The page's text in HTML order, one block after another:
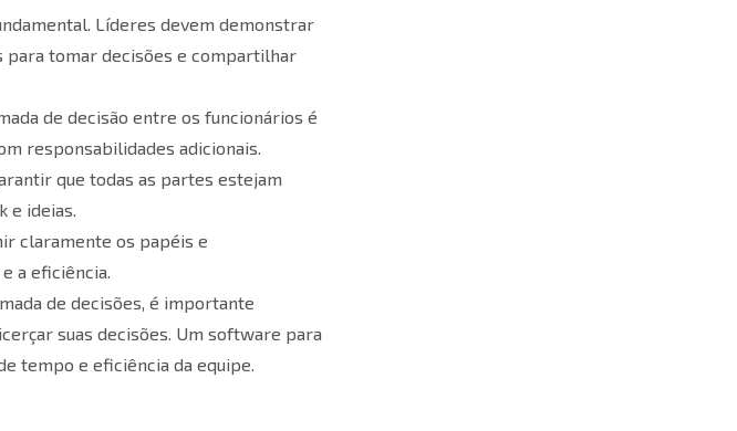
Líderes devem demonstrar
para tomar decisões e compartilhar
de decisão entre os funcionários é
responsabilidades adicionais.
que todas as partes estejam
e ideias.
claramente os papéis e
a eficiência.
de decisões, é importante
suas decisões. Um software para
tempo e eficiência da equipe.